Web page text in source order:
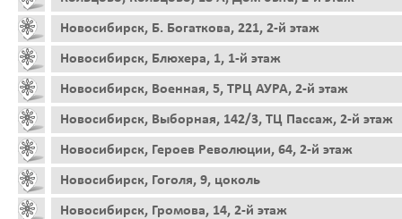
Новосибирск, Б. Богаткова, 221, 2-й этаж
Новосибирск, Блюхера, 1, 1-й этаж
Новосибирск, Военная, 5, ТРЦ АУРА, 2-й этаж
Новосибирск, Выборная, 142/3, ТЦ Пассаж, 2-й этаж
Новосибирск, Героев Революции, 64, 2-й этаж
Новосибирск, Гоголя, 9, цоколь
Новосибирск, Громова, 14, 2-й этаж